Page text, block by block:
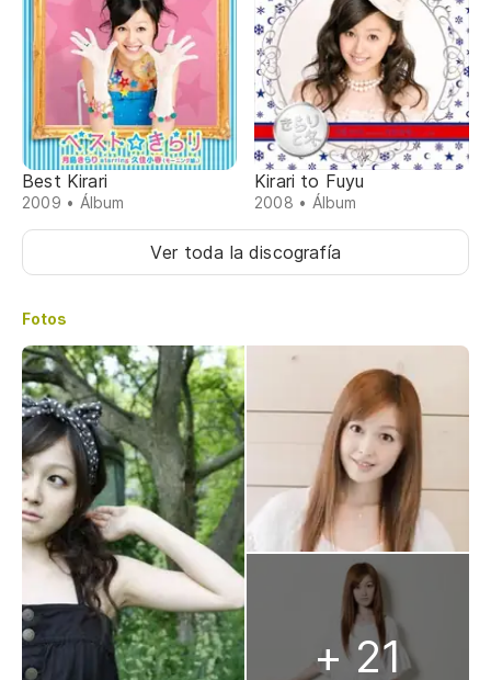
Best Kirari
2009 • Álbum
Kirari to Fuyu
2008 • Álbum
Ver toda la discografía
Fotos
+ 21